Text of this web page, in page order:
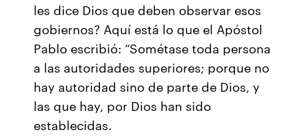
les dice Dios que deben observar esos
gobiernos? Aquí está lo que el Apóstol
Pablo escribió: “Sométase toda persona
a las autoridades superiores; porque no
hay autoridad sino de parte de Dios, y
las que hay, por Dios han sido
establecidas.